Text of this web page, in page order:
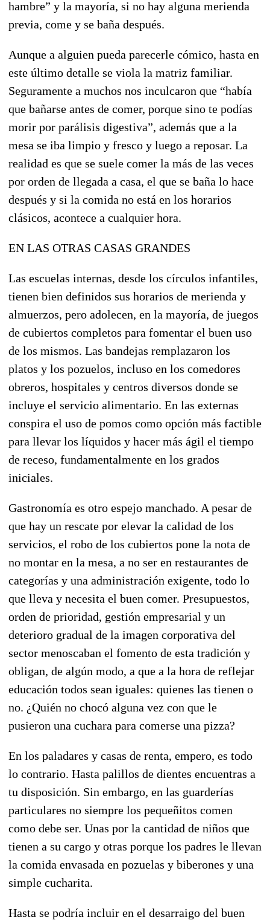
hambre” y la mayoría, si no hay alguna merienda
previa, come y se baña después.
Aunque a alguien pueda parecerle cómico, hasta en
este último detalle se viola la matriz familiar.
Seguramente a muchos nos inculcaron que “había
que bañarse antes de comer, porque sino te podías
morir por parálisis digestiva”, además que a la
mesa se iba limpio y fresco y luego a reposar. La
realidad es que se suele comer la más de las veces
por orden de llegada a casa, el que se baña lo hace
después y si la comida no está en los horarios
clásicos, acontece a cualquier hora.
EN LAS OTRAS CASAS GRANDES
Las escuelas internas, desde los círculos infantiles,
tienen bien definidos sus horarios de merienda y
almuerzos, pero adolecen, en la mayoría, de juegos
de cubiertos completos para fomentar el buen uso
de los mismos. Las bandejas remplazaron los
platos y los pozuelos, incluso en los comedores
obreros, hospitales y centros diversos donde se
incluye el servicio alimentario. En las externas
conspira el uso de pomos como opción más factible
para llevar los líquidos y hacer más ágil el tiempo
de receso, fundamentalmente en los grados
iniciales.
Gastronomía es otro espejo manchado. A pesar de
que hay un rescate por elevar la calidad de los
servicios, el robo de los cubiertos pone la nota de
no montar en la mesa, a no ser en restaurantes de
categorías y una administración exigente, todo lo
que lleva y necesita el buen comer. Presupuestos,
orden de prioridad, gestión empresarial y un
deterioro gradual de la imagen corporativa del
sector menoscaban el fomento de esta tradición y
obligan, de algún modo, a que a la hora de reflejar
educación todos sean iguales: quienes las tienen o
no. ¿Quién no chocó alguna vez con que le
pusieron una cuchara para comerse una pizza?
En los paladares y casas de renta, empero, es todo
lo contrario. Hasta palillos de dientes encuentras a
tu disposición. Sin embargo, en las guarderías
particulares no siempre los pequeñitos comen
como debe ser. Unas por la cantidad de niños que
tienen a su cargo y otras porque los padres le llevan
la comida envasada en pozuelas y biberones y una
simple cucharita.
Hasta se podría incluir en el desarraigo del buen